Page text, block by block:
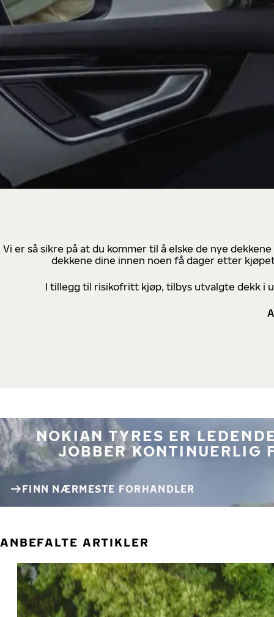
Vi er så sikre på at du kommer til å elske de nye
dekkene dine innen noen få dager etter
I tillegg til risikofritt kjøp, tilbys utvalgte dekk i
NOKIAN TYRES ER
JOBBER KONTINUERLIG
FINN NÆRMESTE FORHANDLER
ANBEFALTE ARTIKLER